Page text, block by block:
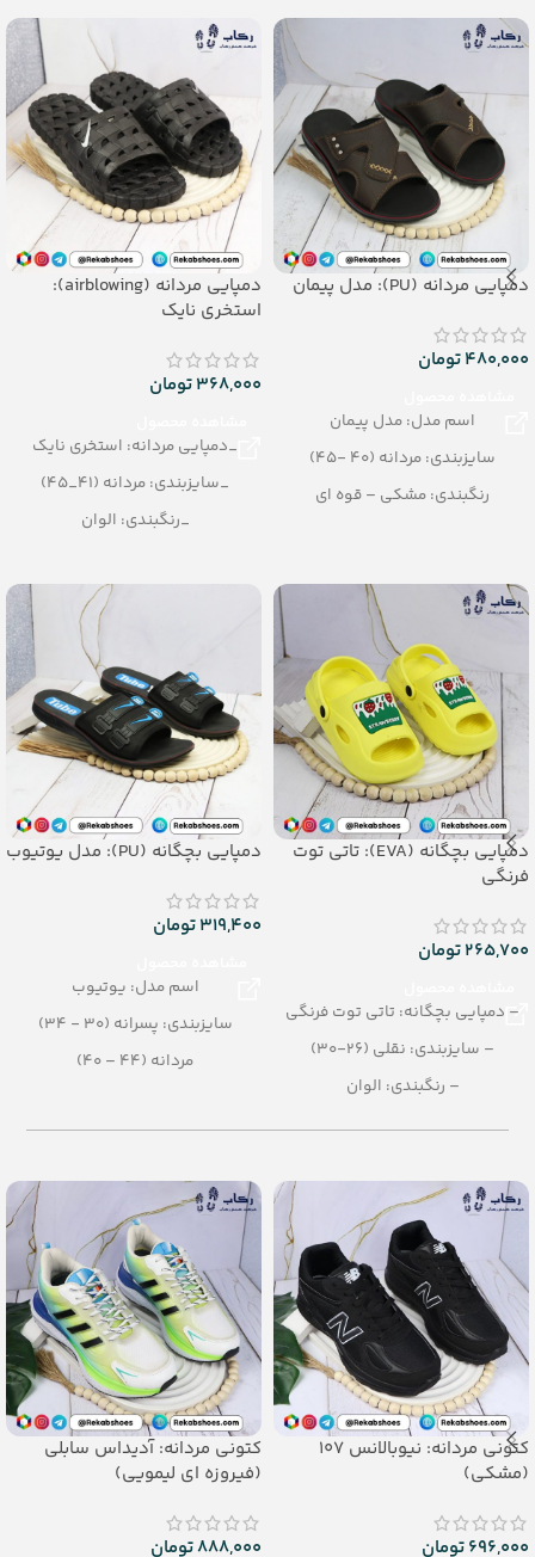
دمپایی مردانه (PU): مدل پیمان
480,000تومان
اسم مدل: مدل پیمان
سایزبندی: مردانه (40 -45)
رنگبندی: مشکی – قوه ای
دمپایی مردانه (airblowing):
استخری نایک
368,000تومان
_دمپایی مردانه: استخری نایک
_سایزبندی: مردانه (41_45)
_رنگبندی: الوان
دمپایی بچگانه (EVA): تاتی توت
فرنگی
265,700تومان
– دمپایی بچگانه: تاتی توت فرنگی
– سایزبندی: نقلی (26-30)
– رنگبندی: الوان
دمپایی بچگانه (PU): مدل یوتیوب
319,400تومان
اسم مدل: یوتیوب
سایزبندی: پسرانه (30 - 34)
مردانه (44 – 40)
بچگانه (25 - 29)
تعداد در کارتن: 30 جفت
جنس: PU
کتونی مردانه: نیوبالانس 107
(مشکی)
696,000تومان
کتونی مردانه: آدیداس سابلی
(فیروزه ای لیمویی)
888,000تومان